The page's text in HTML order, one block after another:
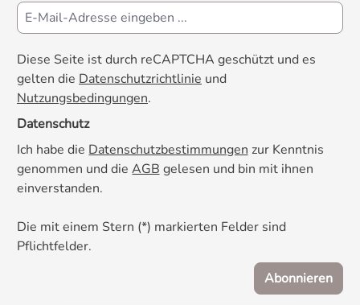
Diese Seite ist durch reCAPTCHA geschützt und es
gelten die Datenschutzrichtlinie und
Nutzungsbedingungen.
Datenschutz
Ich habe die Datenschutzbestimmungen zur Kenntnis
genommen und die AGB gelesen und bin mit ihnen
einverstanden.
Die mit einem Stern (*) markierten Felder sind
Pflichtfelder.
Abonnieren